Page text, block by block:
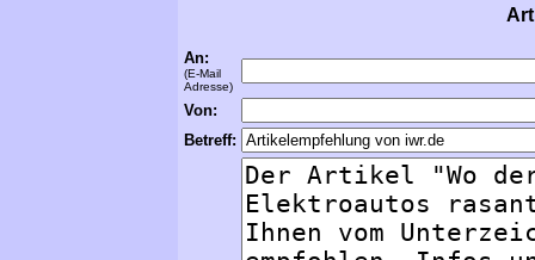
An:
(E-Mail
Adresse)
Von:
Betreff: